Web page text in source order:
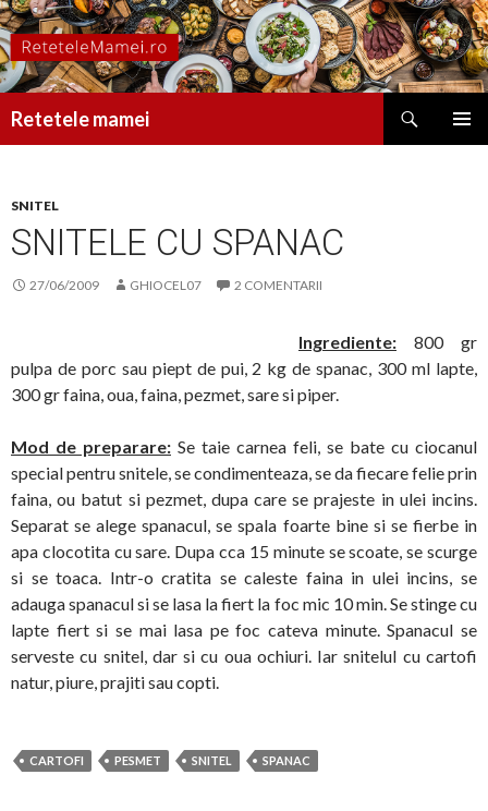
Retetele mamei
SNITEL
SNITELE CU SPANAC
27/06/2009 GHIOCEL07 2 COMENTARII
Ingrediente: 800 gr
pulpa de porc sau piept de pui, 2 kg de spanac, 300 ml lapte,
300 gr faina, oua, faina, pezmet, sare si piper.
Mod de preparare: Se taie carnea feli, se bate cu ciocanul
special pentru snitele, se condimenteaza, se da fiecare felie prin
faina, ou batut si pezmet, dupa care se prajeste in ulei incins.
Separat se alege spanacul, se spala foarte bine si se fierbe in
apa clocotita cu sare. Dupa cca 15 minute se scoate, se scurge
si se toaca. Intr-o cratita se caleste faina in ulei incins, se
adauga spanacul si se lasa la fiert la foc mic 10 min. Se stinge cu
lapte fiert si se mai lasa pe foc cateva minute. Spanacul se
serveste cu snitel, dar si cu oua ochiuri. Iar snitelul cu cartofi
natur, piure, prajiti sau copti.
CARTOFI PESMET SNITEL SPANAC